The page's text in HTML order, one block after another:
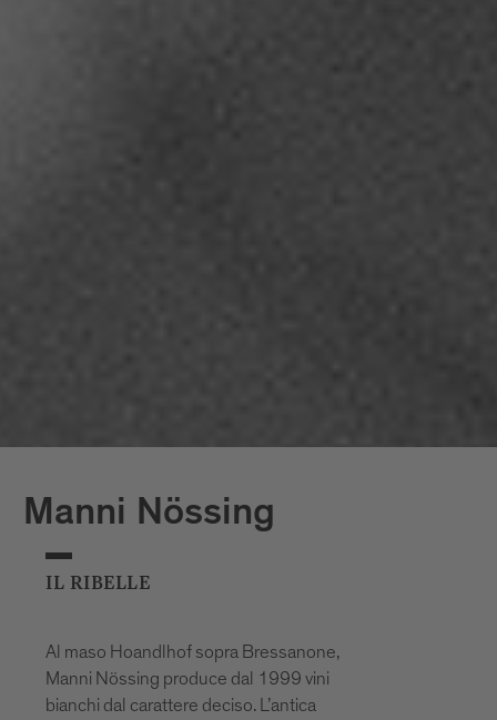
Manni Nössing
IL RIBELLE
Al maso Hoandlhof sopra Bressanone,
Manni Nössing produce dal 1999 vini
bianchi dal carattere deciso. L’antica